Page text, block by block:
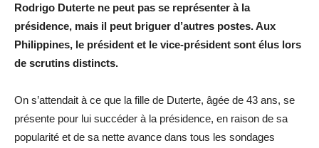
Rodrigo Duterte ne peut pas se représenter à la
présidence, mais il peut briguer d’autres postes. Aux
Philippines, le président et le vice-président sont élus lors
de scrutins distincts.
On s’attendait à ce que la fille de Duterte, âgée de 43 ans, se
présente pour lui succéder à la présidence, en raison de sa
popularité et de sa nette avance dans tous les sondages